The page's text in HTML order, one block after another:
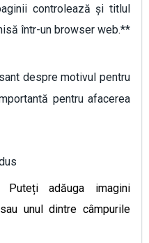
controlează și titlul
într-un browser web.**
despre motivul pentru
pentru afacerea
Puteți adăuga imagini
unul dintre câmpurile